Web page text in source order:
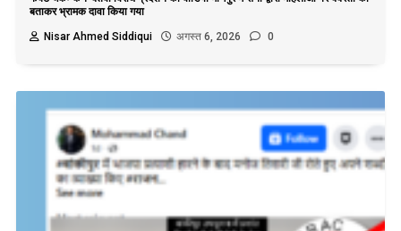
बताकर भ्रामक दावा किया गया
Nisar Ahmed Siddiqui
अगस्त 6, 2026 0